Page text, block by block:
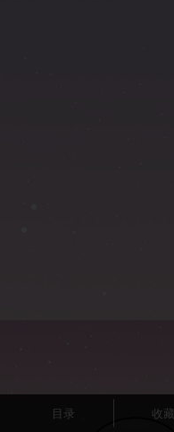
目录 收藏